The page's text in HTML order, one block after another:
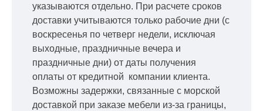
указываются отдельно. При расчете сроков
доставки учитываются только рабочие дни (с
воскресенья по четверг недели, исключая
выходные, праздничные вечера и
праздничные дни) от даты получения
оплаты от кредитной компании клиента.
Возможны задержки, связанные с морской
доставкой при заказе мебели из-за границы,